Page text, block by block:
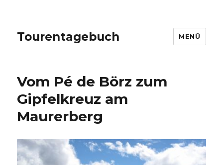
Tourentagebuch MENÜ
Vom Pé de Börz zum
Gipfelkreuz am
Maurerberg